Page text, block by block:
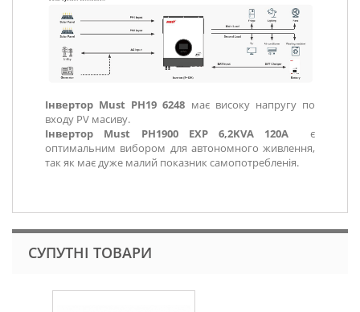
Інвертор Must PH19 6248 має високу напругу по
входу PV масиву.
Інвертор Must PH1900 EXP 6,2KVA 120А є
оптимальним вибором для автономного живлення,
так як має дуже малий показник самопотребленія.
СУПУТНІ ТОВАРИ